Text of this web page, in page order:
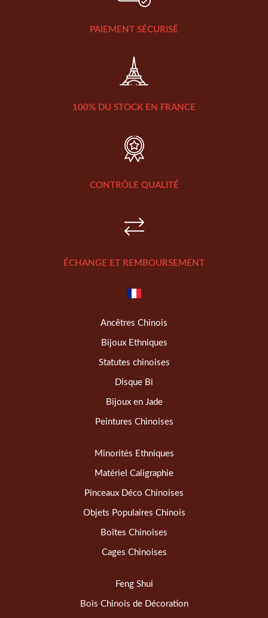
PAIEMENT SÉCURISÉ
100% DU STOCK EN FRANCE
CONTRÔLE QUALITÉ
ÉCHANGE ET REMBOURSEMENT
Ancêtres Chinois
Bijoux Ethniques
Statutes chinoises
Disque Bi
Bijoux en Jade
Peintures Chinoises
Minorités Ethniques
Matériel Caligraphie
Pinceaux Déco Chinoises
Objets Populaires Chinois
Boîtes Chinoises
Cages Chinoises
Feng Shui
Bois Chinois de Décoration